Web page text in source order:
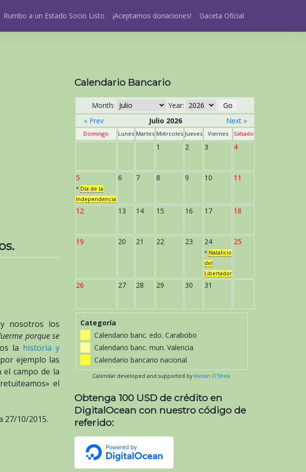
Rumbo a un Estado Socio Listo ¡Aceptamos donaciones! Gaceta Oficial
nosotros los
porque se
la historia y
ejemplo las
el campo de la
el
27/10/2015.
Calendario Bancario
Month:
Year:
« Prev
Julio 2026 Next »
Domingo Lunes Martes Miércoles Jueves Viernes Sábado
1 2 3 4
5
* Día de la
Independencia
6 7 8 9 10 11
12 13 14 15 16 17 18
19 20 21 22 23 24
* Natalicio
del
Libertador
25
26 27 28 29 30 31
Categoría
Calendario banc. edo. Carabobo
Calendario banc. mun. Valencia
Calendario bancario nacional
Calendar developed and supported by Kieran O'Shea
Obtenga 100 USD de crédito en
DigitalOcean con nuestro código de
referido: